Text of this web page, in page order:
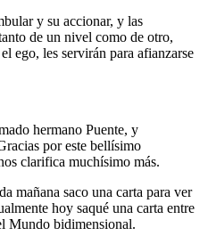
y su accionar, y las
de un nivel como de otro,
ego, les servirán para afianzarse
hermano Puente, y
por este bellísimo
clarifica muchísimo más.
mañana saco una carta para ver
hoy saqué una carta entre
Mundo bidimensional.